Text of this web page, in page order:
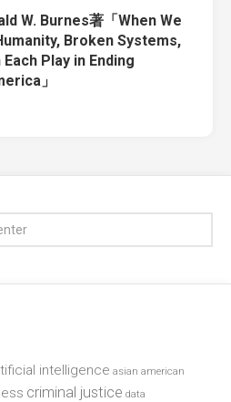
W. Burnes著「When We
Broken Systems,
Play in Ending
」
intelligence asian american
criminal justice data